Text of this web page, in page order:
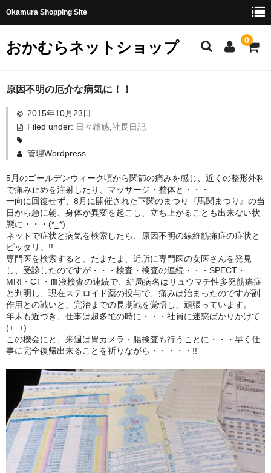
Okamura Shopping Site
おかむらネットショップ 0
商品
社長日記
味噌
天然とらふぐ
国産とらふぐ
料理セット
刺身セット
鍋セット
身欠き
その他ふぐセット
特定商取引法に基づく表示
原因不明の厄介な病気に！！
2015年10月23日
Filed under: 日々雑感, 社長日記
管理Wordpress
5月のゴールデンウィーク頃から関節の痛みを感じ、近くの整形外科
で痛み止めを注射したり、マッサージ・整体と・・・
一向に回復せず、8月に開催された下関のまつり『馬関まつり』の当
日から急に朝、身体が異変を起こし、立ち上がることも出来ない状
態に・・・(*_*)
ネットで症状と病気を検索したら、原因不明の線維筋痛症の症状と
ピッタリ。!!
専門医を検索すると、たまたま、近所に専門医の女医さんを発見
し、受診したのですが・・・検査・検査の連続・・・SPECT・
MRI・CT・血液検査の連続で、結局病名はリュウマチ性多発筋痛症
と判明し、現在ステロイド薬の投与で、痛みは治まったのですが副
作用との戦いと、完治までの長期戦を覚悟し、頑張っています。
年末も近づき、仕事は超多忙の時に・・・社員に迷惑ばかりかけて
(+_+)
この機会にと、来週は胃カメラ・腸検査も行うことに・・・早く仕
事に完全復帰出来ることを祈りながら・・・・・!!